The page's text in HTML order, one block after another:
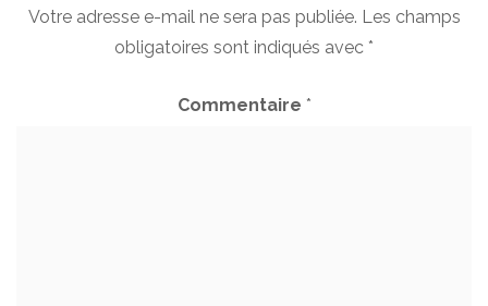
Votre adresse e-mail ne sera pas publiée. Les champs
obligatoires sont indiqués avec *
Commentaire *